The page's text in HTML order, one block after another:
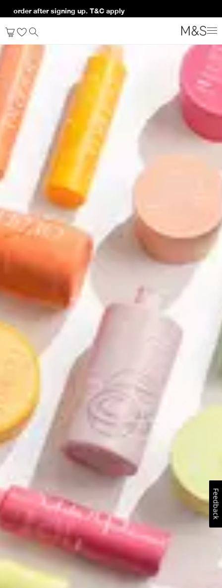
after signing up. T&C apply*
منتجات التجميل
فلورنتينا
تسوق الآن
مجموعة فلورلز
العطور
منتجات الحمّام والعناية بالجسم
Feedback